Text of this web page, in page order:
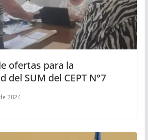
ofertas para la
del SUM del CEPT N°7
2024